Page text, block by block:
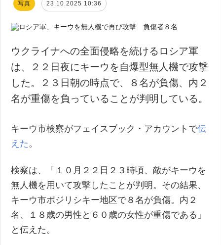
写真 23.10.2025 10:36
ウクライナへの全面侵略を続けるロシア軍
は、２２日夜にキーウを自爆型無人機で攻撃
した。２３日朝の時点で、８名が負傷、内２
名が重傷を負っていることが判明している。
キーウ市検察がフェイスブック・アカウントで伝
えた 。
検察は、「１０月２２日２３時頃、敵がキーウを
無人機を用いて攻撃したことが判明。その結果、
キーウ市ポジリシキー地区で８名が負傷。内２
名、１８歳の男性と６０歳の女性が重傷である」
と伝えた。